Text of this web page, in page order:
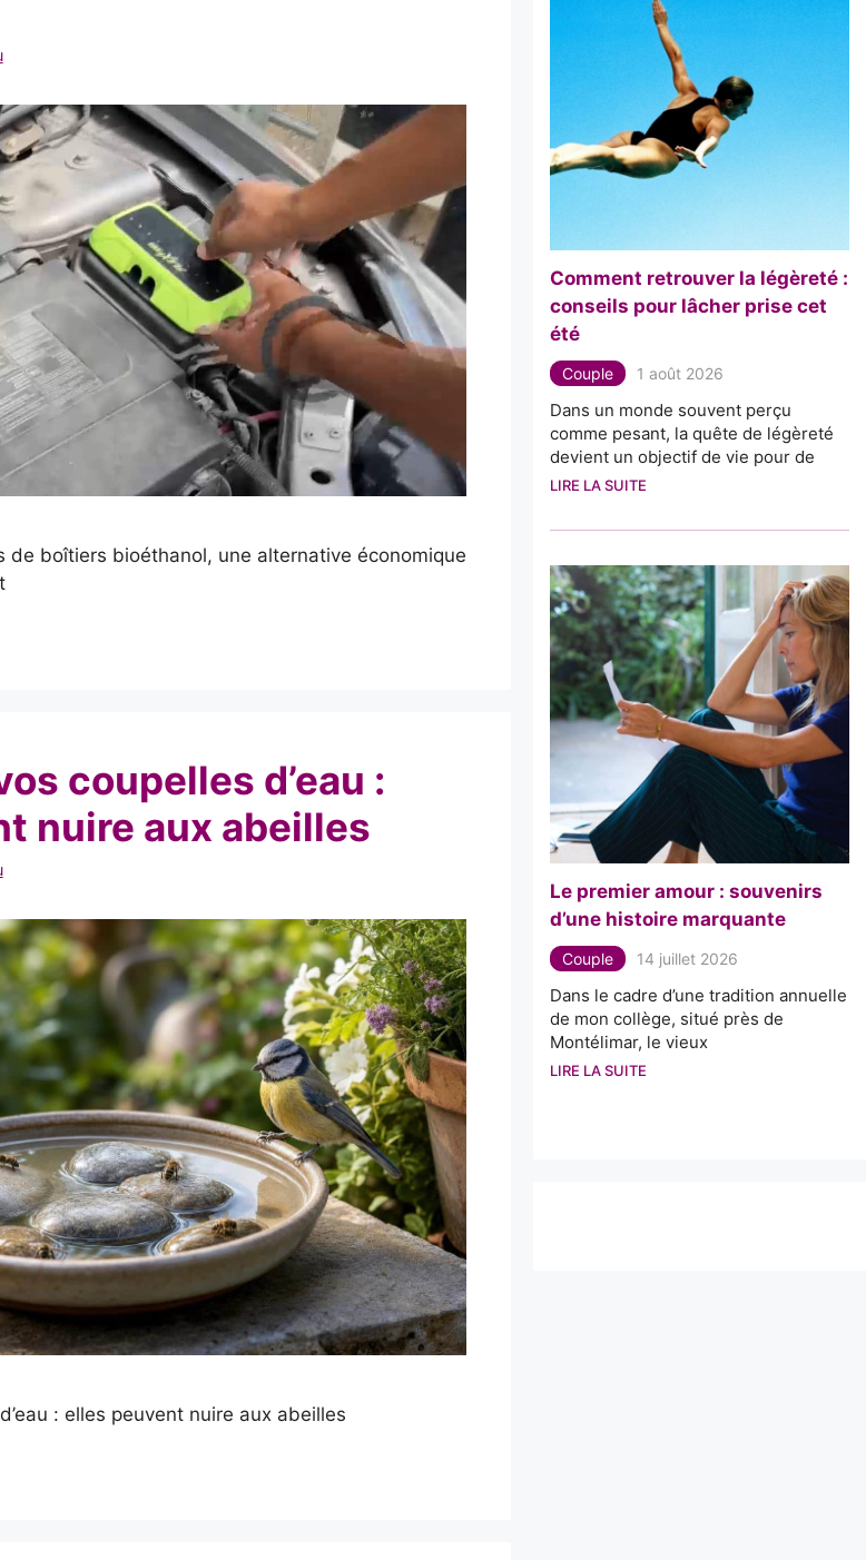
de boîtiers bioéthanol, une alternative économique
coupelles d’eau :
nuire aux abeilles
: elles peuvent nuire aux abeilles
Comment retrouver la légèreté :
conseils pour lâcher prise cet
été
Couple 1 août 2026
Dans un monde souvent perçu
comme pesant, la quête de légèreté
devient un objectif de vie pour de
LIRE LA SUITE
Le premier amour : souvenirs
d’une histoire marquante
Couple 14 juillet 2026
Dans le cadre d’une tradition annuelle
de mon collège, situé près de
Montélimar, le vieux
LIRE LA SUITE